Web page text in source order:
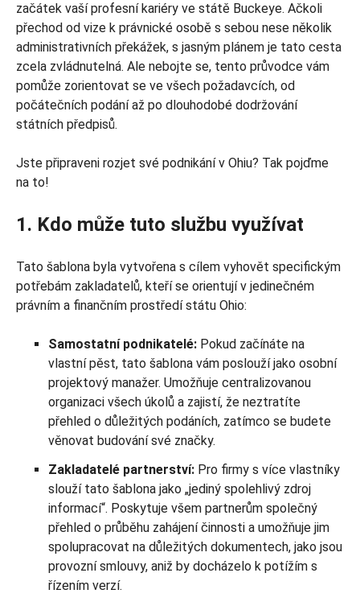
začátek vaší profesní kariéry ve státě Buckeye. Ačkoli
přechod od vize k právnické osobě s sebou nese několik
administrativních překážek, s jasným plánem je tato cesta
zcela zvládnutelná. Ale nebojte se, tento průvodce vám
pomůže zorientovat se ve všech požadavcích, od
počátečních podání až po dlouhodobé dodržování
státních předpisů.
Jste připraveni rozjet své podnikání v Ohiu? Tak pojďme
na to!
1. Kdo může tuto službu využívat
Tato šablona byla vytvořena s cílem vyhovět specifickým
potřebám zakladatelů, kteří se orientují v jedinečném
právním a finančním prostředí státu Ohio:
Samostatní podnikatelé: Pokud začínáte na
vlastní pěst, tato šablona vám poslouží jako osobní
projektový manažer. Umožňuje centralizovanou
organizaci všech úkolů a zajistí, že neztratíte
přehled o důležitých podáních, zatímco se budete
věnovat budování své značky.
Zakladatelé partnerství: Pro firmy s více vlastníky
slouží tato šablona jako „jediný spolehlivý zdroj
informací“. Poskytuje všem partnerům společný
přehled o průběhu zahájení činnosti a umožňuje jim
spolupracovat na důležitých dokumentech, jako jsou
provozní smlouvy, aniž by docházelo k potížím s
řízením verzí.